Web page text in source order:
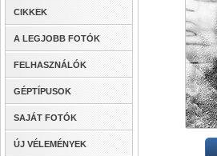
CIKKEK
A LEGJOBB FOTÓK
FELHASZNÁLÓK
GÉPTÍPUSOK
SAJÁT FOTÓK
ÚJ VÉLEMÉNYEK